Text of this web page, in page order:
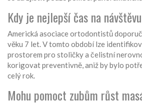
Kdy je nejlepší čas na
Americká asociace ortodontistů
věku 7 let. V tomto období lze
prostorem pro stoličky a čelistní
korigovat preventivně, aniž by bylo
celý rok.
Mohu pomoct zubům růst